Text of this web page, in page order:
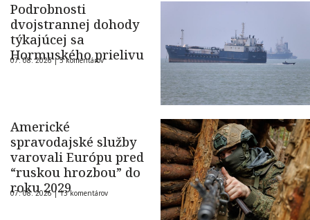
Podrobnosti
dvojstrannej dohody
týkajúcej sa
Hormuského prielivu
07. 08. 2026 |5 komentárov
Americké
spravodajské služby
varovali Európu pred
“ruskou hrozbou” do
roku 2029
07. 08. 2026 |13 komentárov